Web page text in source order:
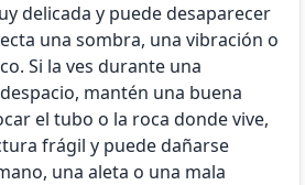
delicada y puede desaparecer
una sombra, una vibración o
Si la ves durante una
mantén una buena
el tubo o la roca donde vive,
frágil y puede dañarse
una aleta o una mala